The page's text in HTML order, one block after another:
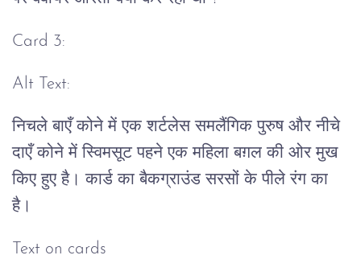
Card 3:
Alt Text:
निचले बाएँ कोने में एक शर्टलेस समलैंगिक पुरुष और नीचे
दाएँ कोने में स्विमसूट पहने एक महिला बग़ल की ओर मुख
किए हुए है। कार्ड का बैकग्राउंड सरसों के पीले रंग का
है।
Text on cards